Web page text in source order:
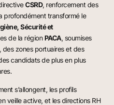
CSRD, renforcement des
transformé le
Sécurité et
de la région PACA, soumises
, des zones portuaires et des
candidats de plus en plus
s’allongent, les profils
veille active, et les directions RH